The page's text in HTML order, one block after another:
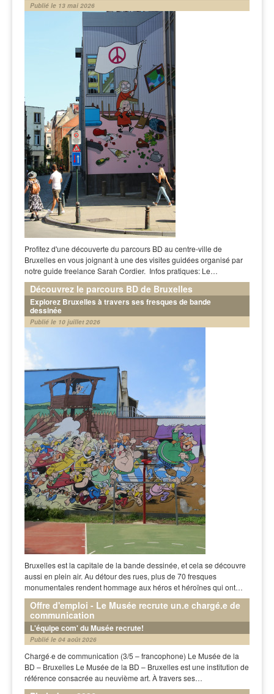
Publié le 13 mai 2026
Profitez d'une découverte du parcours BD au centre-ville de
Bruxelles en vous joignant à une des visites guidées organisé par
notre guide freelance Sarah Cordier. Infos pratiques: Le…
Découvrez le parcours BD de Bruxelles
Explorez Bruxelles à travers ses fresques de bande
dessinée
Publié le 10 juillet 2026
Bruxelles est la capitale de la bande dessinée, et cela se découvre
aussi en plein air. Au détour des rues, plus de 70 fresques
monumentales rendent hommage aux héros et héroïnes qui ont…
Offre d'emploi - Le Musée recrute un.e chargé.e de
communication
L'équipe com' du Musée recrute!
Publié le 04 août 2026
Chargé·e de communication (3/5 – francophone) Le Musée de la
BD – Bruxelles Le Musée de la BD – Bruxelles est une institution de
référence consacrée au neuvième art. À travers ses…